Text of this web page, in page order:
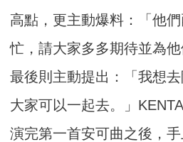
高點，更主動爆料：「他
忙，請大家多多期待並為
最後則主動提出：「我想
大家可以一起去。」
演完第一首安可曲之後，